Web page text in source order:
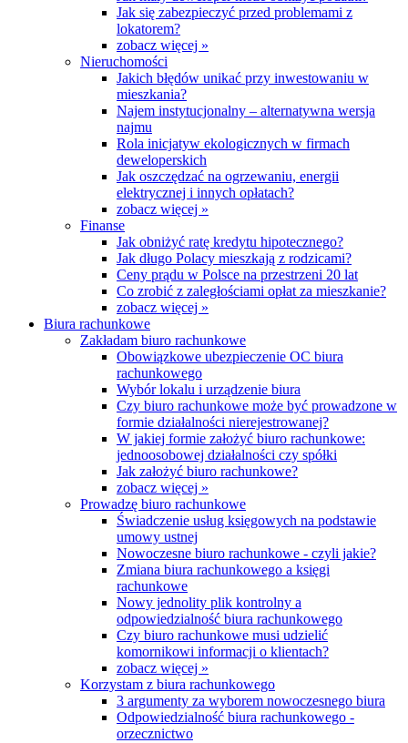
Jak się zabezpieczyć przed problemami z
lokatorem?
zobacz więcej »
Nieruchomości
Jakich błędów unikać przy inwestowaniu w
mieszkania?
Najem instytucjonalny – alternatywna wersja
najmu
Rola inicjatyw ekologicznych w firmach
deweloperskich
Jak oszczędzać na ogrzewaniu, energii
elektrycznej i innych opłatach?
zobacz więcej »
Finanse
Jak obniżyć ratę kredytu hipotecznego?
Jak długo Polacy mieszkają z rodzicami?
Ceny prądu w Polsce na przestrzeni 20 lat
Co zrobić z zaległościami opłat za mieszkanie?
zobacz więcej »
Biura rachunkowe
Zakładam biuro rachunkowe
Obowiązkowe ubezpieczenie OC biura
rachunkowego
Wybór lokalu i urządzenie biura
Czy biuro rachunkowe może być prowadzone w
formie działalności nierejestrowanej?
W jakiej formie założyć biuro rachunkowe:
jednoosobowej działalności czy spółki
Jak założyć biuro rachunkowe?
zobacz więcej »
Prowadzę biuro rachunkowe
Świadczenie usług księgowych na podstawie
umowy ustnej
Nowoczesne biuro rachunkowe - czyli jakie?
Zmiana biura rachunkowego a księgi
rachunkowe
Nowy jednolity plik kontrolny a
odpowiedzialność biura rachunkowego
Czy biuro rachunkowe musi udzielić
komornikowi informacji o klientach?
zobacz więcej »
Korzystam z biura rachunkowego
3 argumenty za wyborem nowoczesnego biura
Odpowiedzialność biura rachunkowego -
orzecznictwo